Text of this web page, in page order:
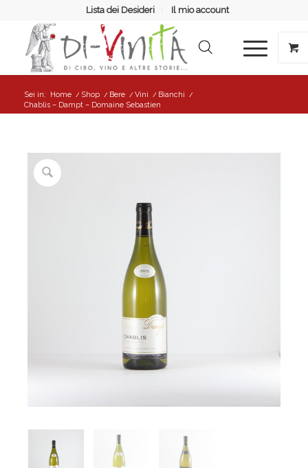
Lista dei Desideri Il mio account
Sei in: Home / Shop / Bere / Vini / Bianchi /
Chablis – Dampt – Domaine Sebastien